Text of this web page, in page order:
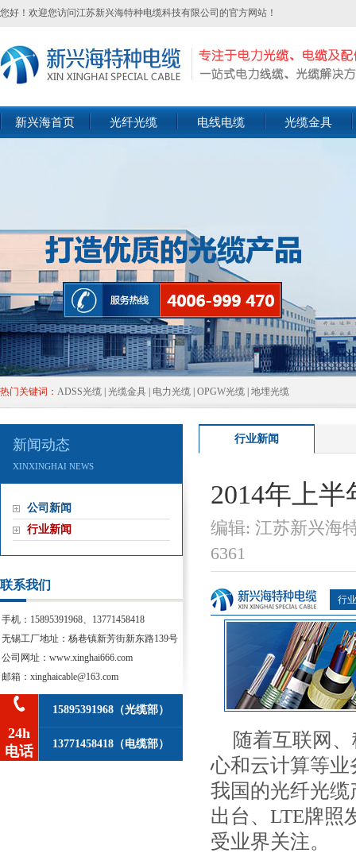
您好！欢迎您访问江苏新兴海特种电缆科技有限公司的官方网站！
新兴海首页 光纤光缆 电线电缆 光缆金具
热门关键词： ADSS光缆 光缆金具 电力光缆 OPGW光缆 地埋光缆
新闻动态
XINXINGHAINEWS
公司新闻
行业新闻
联系我们
手机：15895391968、13771458418
无锡工厂地址：杨巷镇新芳街新东路139号
公司网址：www.xinghai666.com
邮箱：xinghaicable@163.com
24h
电话
15895391968（光缆部）
13771458418（电缆部）
行业新闻
2014年上
编辑:江苏新兴海
6361
行
随着互联网
心和云计算等
我国的光纤光缆
出台、LTE牌照
受业界关注。